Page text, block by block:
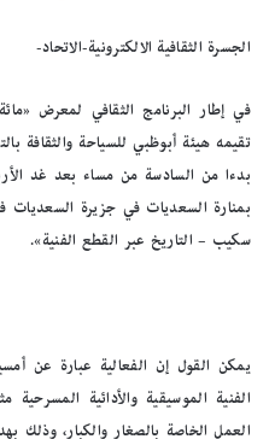
الجسرة الثقافية الالكترونية-الاتحاد-
في إطار البرنامج الثقافي لمعرض
تقيمه هيئة أبوظبي للسياحة والثقافة
بدءا من السادسة من مساء بعد غد
بمنارة السعديات في جزيرة السعديات
سكيب – التاريخ عبر القطع الفنية».
يمكن القول إن الفعالية عبارة عن
الفنية الموسيقية والأدائية
العمل الخاصة بالصغار والكبار،